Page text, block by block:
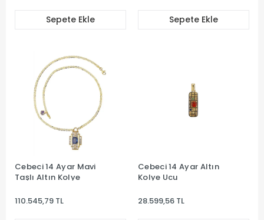
Sepete Ekle Sepete Ekle
Cebeci 14 Ayar Mavi
Taşlı Altın Kolye
110.545,79 TL
Cebeci 14 Ayar Altın
Kolye Ucu
28.599,56 TL